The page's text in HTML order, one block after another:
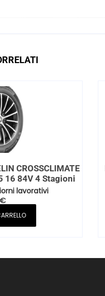
CROSSCLIMATE
16 84V 4 Stagioni
lavorativi
€